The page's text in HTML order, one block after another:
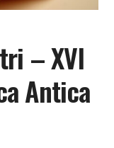
– XVI
Antica